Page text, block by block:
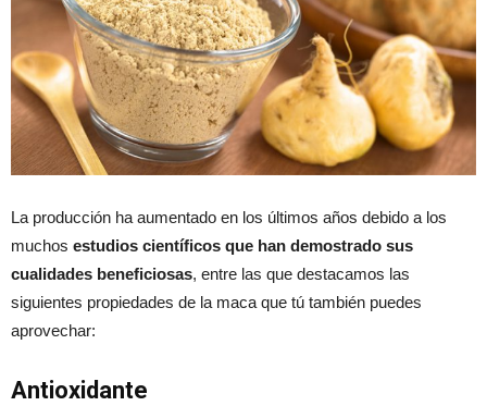
La producción ha aumentado en los últimos años debido a los
muchos estudios científicos que han demostrado sus
cualidades beneficiosas, entre las que destacamos las
siguientes propiedades de la maca que tú también puedes
aprovechar:
Antioxidante